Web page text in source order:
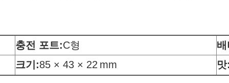
충전 포트:C형
크기:85 × 43 × 22 mm